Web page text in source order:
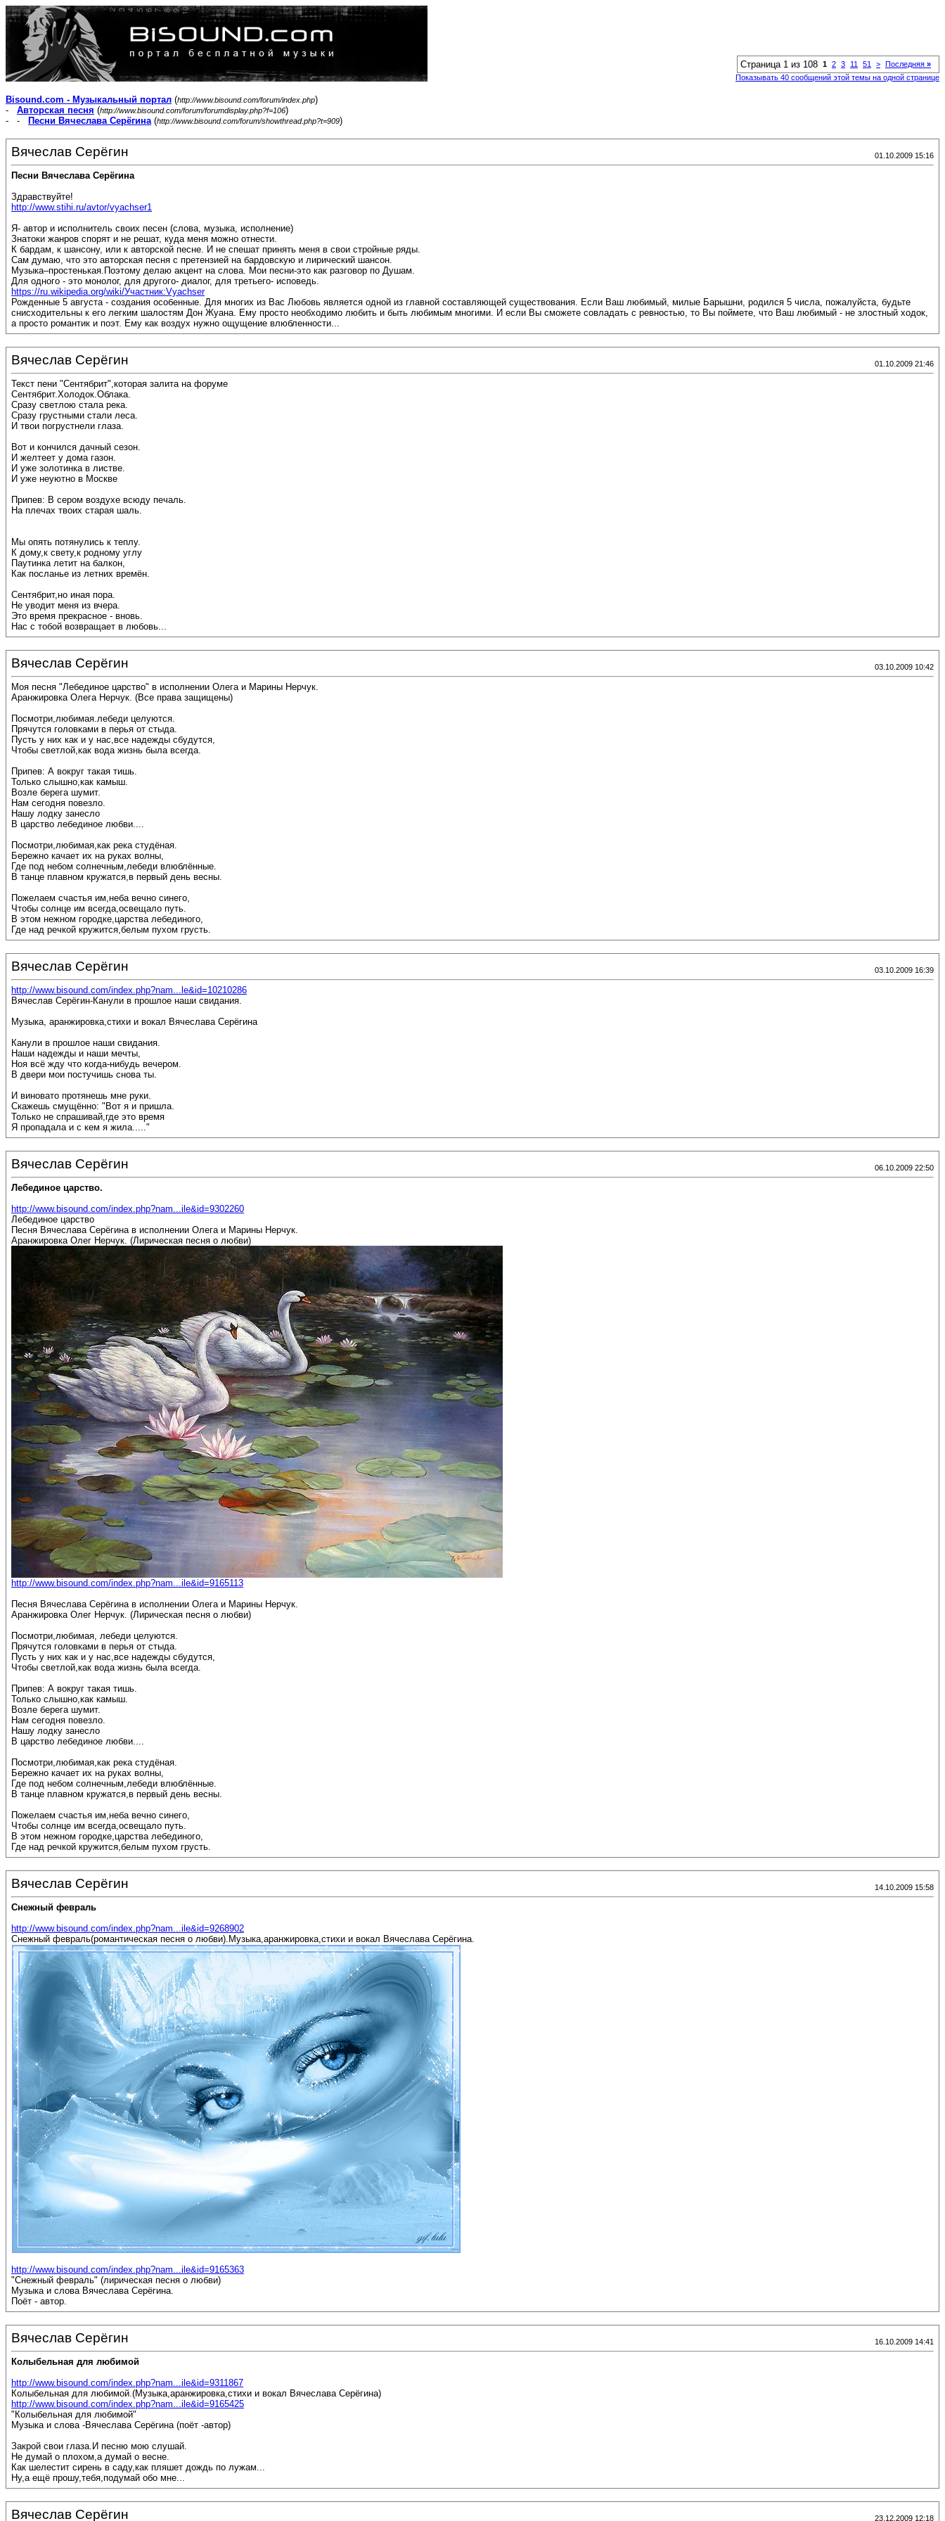
Страница 1 из 108 1 2 3 11 51 > Последняя »
Показывать 40 сообщений этой темы на одной странице
Bisound.com - Музыкальный портал (http://www.bisound.com/forum/index.php)
- Авторская песня (http://www.bisound.com/forum/forumdisplay.php?f=106)
- -
Песни Вячеслава Серёгина(http://www.bisound.com/forum/showthread.php?t=909)
Вячеслав Серёгин 01.10.2009 15:16
Песни Вячеслава Серёгина
Здравствуйте!
http://www.stihi.ru/avtor/vyachser1
Я- автор и исполнитель своих песен (слова, музыка, исполнение)
Знатоки жанров спорят и не решат, куда меня можно отнести.
К бардам, к шансону, или к авторской песне. И не спешат принять меня в свои стройные ряды.
Сам думаю, что это авторская песня с претензией на бардовскую и лирический шансон.
Музыка–простенькая.Поэтому делаю акцент на слова. Мои песни-это как разговор по Душам.
Для одного - это монолог, для другого- диалог, для третьего- исповедь.
https://ru.wikipedia.org/wiki/Участник:Vyachser
Рожденные 5 августа - создания особенные. Для многих из Вас Любовь является одной из главной составляющей существования. Если Ваш любимый, милые Барышни, родился 5 числа, пожалуйста, будьте
снисходительны к его легким шалостям Дон Жуана. Ему просто необходимо любить и быть любимым многими. И если Вы сможете совладать с ревностью, то Вы поймете, что Ваш любимый - не злостный ходок,
а просто романтик и поэт. Ему как воздух нужно ощущение влюбленности...
Вячеслав Серёгин 01.10.2009 21:46
Текст пени "Сентябрит",которая залита на форуме
Сентябрит.Холодок.Облака.
Сразу светлою стала река.
Сразу грустными стали леса.
И твои погрустнели глаза.
Вот и кончился дачный сезон.
И желтеет у дома газон.
И уже золотинка в листве.
И уже неуютно в Москве
Припев: В сером воздухе всюду печаль.
На плечах твоих старая шаль.
Мы опять потянулись к теплу.
К дому,к свету,к родному углу
Паутинка летит на балкон,
Как посланье из летних времён.
Сентябрит,но иная пора.
Не уводит меня из вчера.
Это время прекрасное - вновь.
Нас с тобой возвращает в любовь...
Вячеслав Серёгин 03.10.2009 10:42
Моя песня "Лебединое царство" в исполнении Олега и Марины Нерчук.
Аранжировка Олега Нерчук. (Все права защищены)
Посмотри,любимая.лебеди целуются.
Прячутся головками в перья от стыда.
Пусть у них как и у нас,все надежды сбудутся,
Чтобы светлой,как вода жизнь была всегда.
Припев: А вокруг такая тишь.
Только слышно,как камыш.
Возле берега шумит.
Нам сегодня повезло.
Нашу лодку занесло
В царство лебединое любви....
Посмотри,любимая,как река студёная.
Бережно качает их на руках волны,
Где под небом солнечным,лебеди влюблённые.
В танце плавном кружатся,в первый день весны.
Пожелаем счастья им,неба вечно синего,
Чтобы солнце им всегда,освещало путь.
В этом нежном городке,царства лебединого,
Где над речкой кружится,белым пухом грусть.
Вячеслав Серёгин 03.10.2009 16:39
http://www.bisound.com/index.php?nam...le&id=10210286
Вячеслав Серёгин-Канули в прошлое наши свидания.
Музыка, аранжировка,стихи и вокал Вячеслава Серёгина
Канули в прошлое наши свидания.
Наши надежды и наши мечты,
Ноя всё жду что когда-нибудь вечером.
В двери мои постучишь снова ты.
И виновато протянешь мне руки.
Скажешь смущённо: "Вот я и пришла.
Только не спрашивай,где это время
Я пропадала и с кем я жила....."
Вячеслав Серёгин 06.10.2009 22:50
Лебединое царство.
http://www.bisound.com/index.php?nam...ile&id=9302260
Лебединое царство
Песня Вячеслава Серёгина в исполнении Олега и Марины Нерчук.
Аранжировка Олег Нерчук. (Лирическая песня о любви)
http://www.bisound.com/index.php?nam...ile&id=9165113
Песня Вячеслава Серёгина в исполнении Олега и Марины Нерчук.
Аранжировка Олег Нерчук. (Лирическая песня о любви)
Посмотри,любимая, лебеди целуются.
Прячутся головками в перья от стыда.
Пусть у них как и у нас,все надежды сбудутся,
Чтобы светлой,как вода жизнь была всегда.
Припев: А вокруг такая тишь.
Только слышно,как камыш.
Возле берега шумит.
Нам сегодня повезло.
Нашу лодку занесло
В царство лебединое любви....
Посмотри,любимая,как река студёная.
Бережно качает их на руках волны,
Где под небом солнечным,лебеди влюблённые.
В танце плавном кружатся,в первый день весны.
Пожелаем счастья им,неба вечно синего,
Чтобы солнце им всегда,освещало путь.
В этом нежном городке,царства лебединого,
Где над речкой кружится,белым пухом грусть.
Вячеслав Серёгин 14.10.2009 15:58
Снежный февраль
http://www.bisound.com/index.php?nam...ile&id=9268902
Снежный февраль(романтическая песня о любви).Музыка,аранжировка,стихи и вокал Вячеслава Серёгина.
http://www.bisound.com/index.php?nam...ile&id=9165363
"Снежный февраль" (лирическая песня о любви)
Музыка и слова Вячеслава Серёгина.
Поёт - автор.
Вячеслав Серёгин 16.10.2009 14:41
Колыбельная для любимой
http://www.bisound.com/index.php?nam...ile&id=9311867
Колыбельная для любимой.(Музыка,аранжировка,стихи и вокал Вячеслава Серёгина)
http://www.bisound.com/index.php?nam...ile&id=9165425
"Колыбельная для любимой"
Музыка и слова -Вячеслава Серёгина (поёт -автор)
Закрой свои глаза.И песню мою слушай.
Не думай о плохом,а думай о весне.
Как шелестит сирень в саду,как пляшет дождь по лужам...
Ну,а ещё прошу,тебя,подумай обо мне...
Вячеслав Серёгин 23.12.2009 12:18